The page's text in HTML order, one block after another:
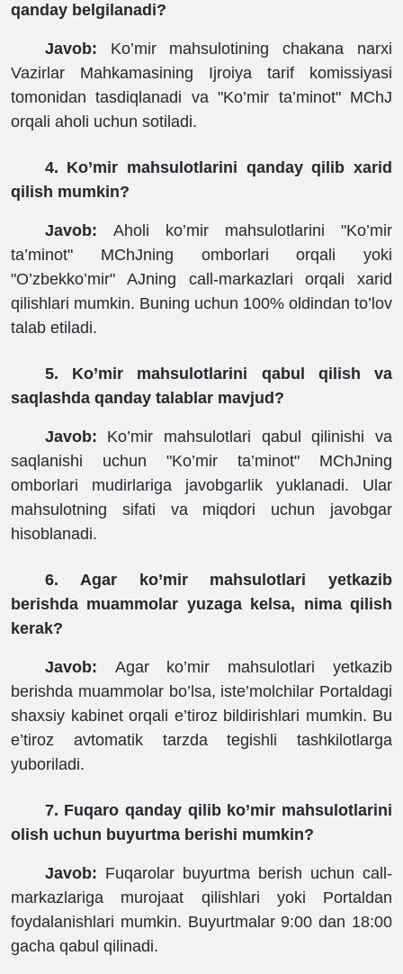
qanday belgilanadi?
Javob: Ko’mir mahsulotining chakana narxi
Vazirlar Mahkamasining Ijroiya tarif komissiyasi
tomonidan tasdiqlanadi va "Ko’mir ta’minot" MChJ
orqali aholi uchun sotiladi.
4. Ko’mir mahsulotlarini qanday qilib xarid
qilish mumkin?
Javob: Aholi ko’mir mahsulotlarini "Ko’mir
ta’minot" MChJning omborlari orqali yoki
"O’zbekko’mir" AJning call-markazlari orqali xarid
qilishlari mumkin. Buning uchun 100% oldindan to’lov
talab etiladi.
5. Ko’mir mahsulotlarini qabul qilish va
saqlashda qanday talablar mavjud?
Javob: Ko’mir mahsulotlari qabul qilinishi va
saqlanishi uchun "Ko’mir ta’minot" MChJning
omborlari mudirlariga javobgarlik yuklanadi. Ular
mahsulotning sifati va miqdori uchun javobgar
hisoblanadi.
6. Agar ko’mir mahsulotlari yetkazib
berishda muammolar yuzaga kelsa, nima qilish
kerak?
Javob: Agar ko’mir mahsulotlari yetkazib
berishda muammolar bo’lsa, iste’molchilar Portaldagi
shaxsiy kabinet orqali e’tiroz bildirishlari mumkin. Bu
e’tiroz avtomatik tarzda tegishli tashkilotlarga
yuboriladi.
7. Fuqaro qanday qilib ko’mir mahsulotlarini
olish uchun buyurtma berishi mumkin?
Javob: Fuqarolar buyurtma berish uchun call-
markazlariga murojaat qilishlari yoki Portaldan
foydalanishlari mumkin. Buyurtmalar 9:00 dan 18:00
gacha qabul qilinadi.